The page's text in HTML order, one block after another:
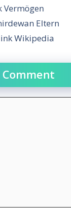
Vermögen
Eltern
Wikipedia
Comment